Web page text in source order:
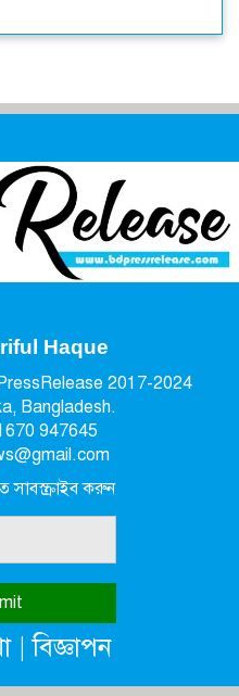
Haque
2017-2024
Bangladesh.
947645
করুন
|বিজ্ঞাপন